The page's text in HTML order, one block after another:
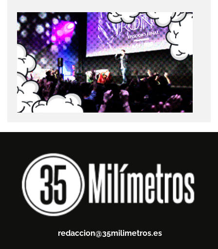
redaccion@35milimetros.es